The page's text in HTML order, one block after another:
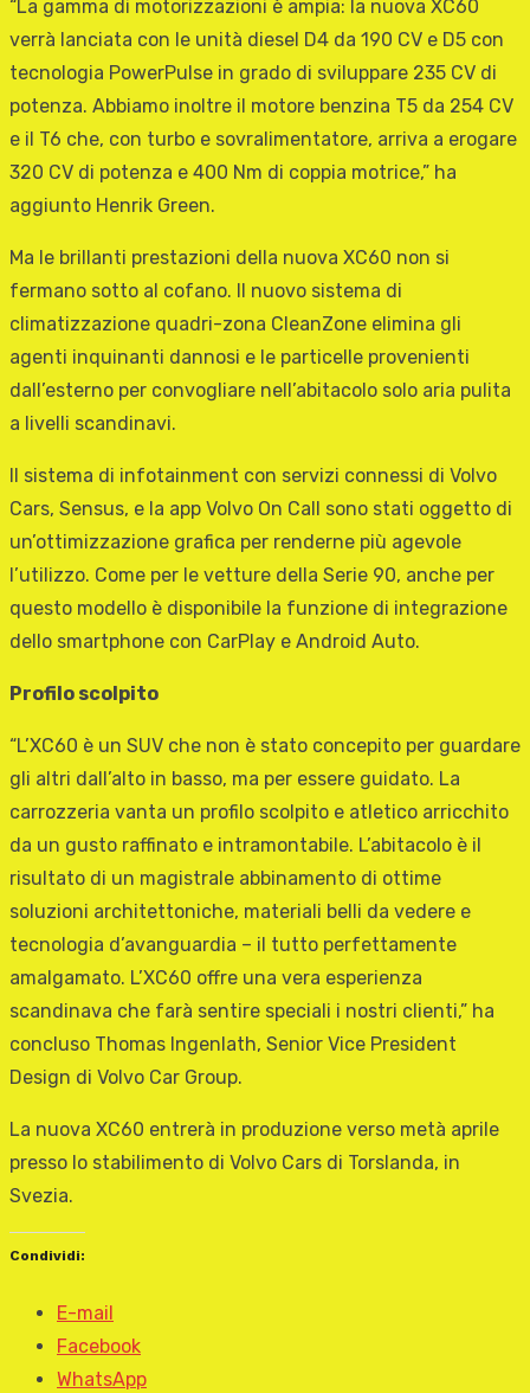
“La gamma di motorizzazioni è ampia: la nuova XC60
verrà lanciata con le unità diesel D4 da 190 CV e D5 con
tecnologia PowerPulse in grado di sviluppare 235 CV di
potenza. Abbiamo inoltre il motore benzina T5 da 254 CV
e il T6 che, con turbo e sovralimentatore, arriva a erogare
320 CV di potenza e 400 Nm di coppia motrice,” ha
aggiunto Henrik Green.
Ma le brillanti prestazioni della nuova XC60 non si
fermano sotto al cofano. ll nuovo sistema di
climatizzazione quadri-zona CleanZone elimina gli
agenti inquinanti dannosi e le particelle provenienti
dall’esterno per convogliare nell’abitacolo solo aria pulita
a livelli scandinavi.
Il sistema di infotainment con servizi connessi di Volvo
Cars, Sensus, e la app Volvo On Call sono stati oggetto di
un’ottimizzazione grafica per renderne più agevole
l’utilizzo. Come per le vetture della Serie 90, anche per
questo modello è disponibile la funzione di integrazione
dello smartphone con CarPlay e Android Auto.
Profilo scolpito
“L’XC60 è un SUV che non è stato concepito per guardare
gli altri dall’alto in basso, ma per essere guidato. La
carrozzeria vanta un profilo scolpito e atletico arricchito
da un gusto raffinato e intramontabile. L’abitacolo è il
risultato di un magistrale abbinamento di ottime
soluzioni architettoniche, materiali belli da vedere e
tecnologia d’avanguardia – il tutto perfettamente
amalgamato. L’XC60 offre una vera esperienza
scandinava che farà sentire speciali i nostri clienti,” ha
concluso Thomas Ingenlath, Senior Vice President
Design di Volvo Car Group.
La nuova XC60 entrerà in produzione verso metà aprile
presso lo stabilimento di Volvo Cars di Torslanda, in
Svezia.
Condividi:
E-mail
Facebook
WhatsApp